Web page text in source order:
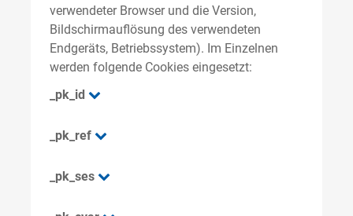
verwendeter Browser und die Version,
Bildschirmauflösung des verwendeten
Endgeräts, Betriebssystem). Im Einzelnen
werden folgende Cookies eingesetzt:
_pk_id
_pk_ref
_pk_ses